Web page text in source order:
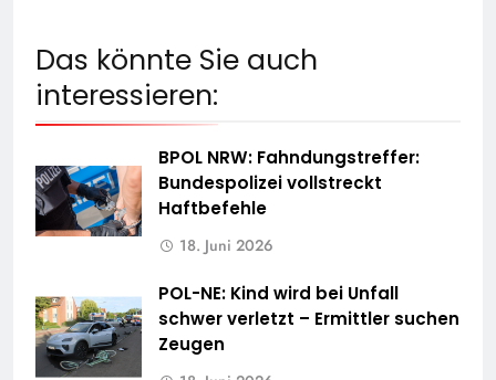
Das könnte Sie auch
interessieren:
BPOL NRW: Fahndungstreffer:
Bundespolizei vollstreckt
Haftbefehle
18. Juni 2026
POL-NE: Kind wird bei Unfall
schwer verletzt – Ermittler suchen
Zeugen